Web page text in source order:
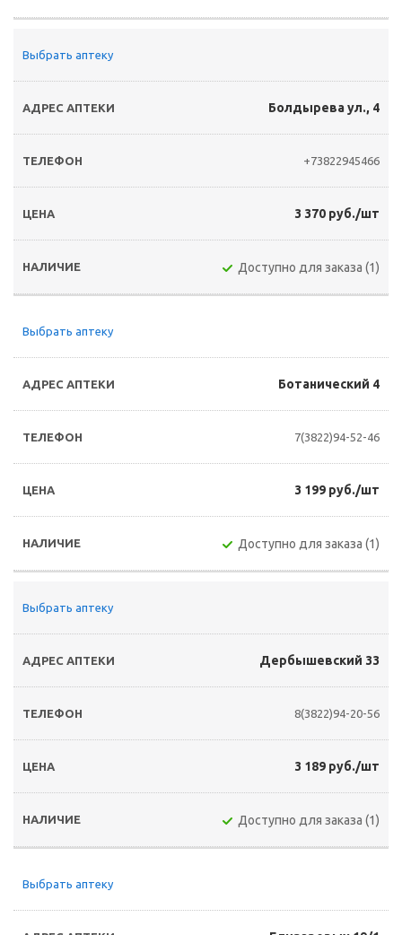
Выбрать аптеку
Болдырева ул., 4
+73822945466
3 370 руб./шт
Доступно для заказа (1)
Выбрать аптеку
Ботанический 4
7(3822)94-52-46
3 199 руб./шт
Доступно для заказа (1)
Выбрать аптеку
Дербышевский 33
8(3822)94-20-56
3 189 руб./шт
Доступно для заказа (1)
Выбрать аптеку